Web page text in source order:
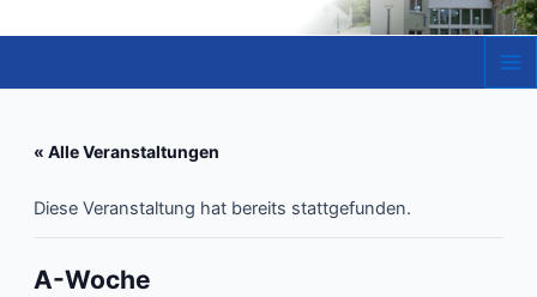
Inhalt
« Alle Veranstaltungen
Diese Veranstaltung hat bereits stattgefunden.
A-Woche